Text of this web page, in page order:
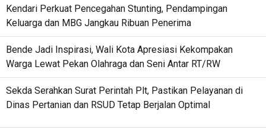
Kendari Perkuat Pencegahan Stunting, Pendampingan
Keluarga dan MBG Jangkau Ribuan Penerima
Bende Jadi Inspirasi, Wali Kota Apresiasi Kekompakan
Warga Lewat Pekan Olahraga dan Seni Antar RT/RW
Sekda Serahkan Surat Perintah Plt, Pastikan Pelayanan di
Dinas Pertanian dan RSUD Tetap Berjalan Optimal